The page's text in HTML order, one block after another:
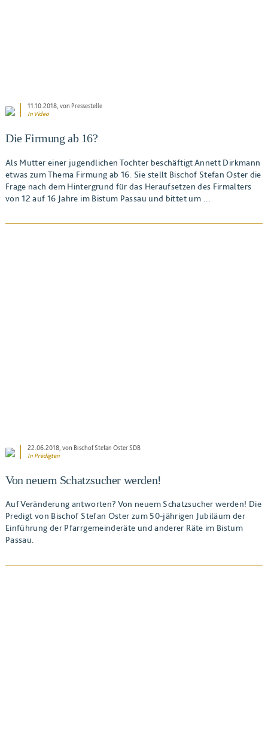
11.10.2018, von Pressestelle
In Video
Die Firmung ab 16?
Als Mutter einer jugendlichen Tochter beschäftigt Annett Dirkmann
etwas zum Thema Firmung ab 16. Sie stellt Bischof Stefan Oster die
Frage nach dem Hintergrund für das Heraufsetzen des Firmalters
von 12 auf 16 Jahre im Bistum Passau und bittet um …
22.06.2018, von Bischof Stefan Oster SDB
In Predigten
Von neuem Schatzsucher werden!
Auf Veränderung antworten? Von neuem Schatzsucher werden! Die
Predigt von Bischof Stefan Oster zum 50-jährigen Jubiläum der
Einführung der Pfarrgemeinderäte und anderer Räte im Bistum
Passau.